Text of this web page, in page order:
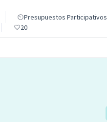
Presupuestos Participativos
20